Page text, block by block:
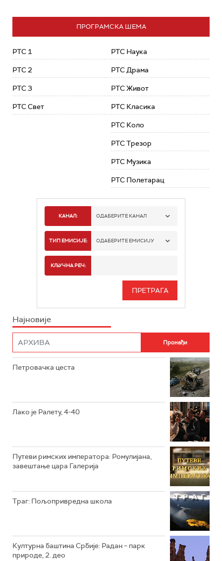
ПРОГРАМСКА ШЕМА
РТС 1
РТС 2
РТС 3
РТС Свет
РТС Наука
РТС Драма
РТС Живот
РТС Класика
РТС Коло
РТС Трезор
РТС Музика
РТС Полетарац
КАНАЛ: ОДАБЕРИТЕ КАНАЛ
РТС 1
РТС 3
ТИП ЕМИСИЈЕ: ОДАБЕРИТЕ ЕМИСИЈУ
ИНФО
КЉУЧНА РЕЧ:
Најновије
Петровачка цеста
Лако је Ралету, 4-40
Путеви римских императора: Ромулијана,
завештање цара Галерија
Траг: Пољопривредна школа
Културна баштина Србије: Радан – парк
природе, 2. део